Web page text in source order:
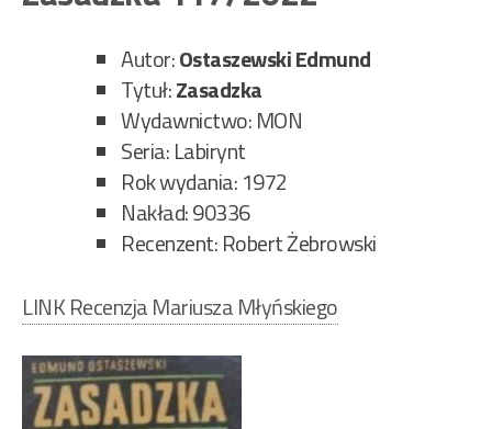
Autor:Ostaszewski Edmund
Tytuł:Zasadzka
Wydawnictwo: MON
Seria: Labirynt
Rok wydania: 1972
Nakład: 90336
Recenzent: Robert Żebrowski
LINK Recenzja Mariusza Młyńskiego